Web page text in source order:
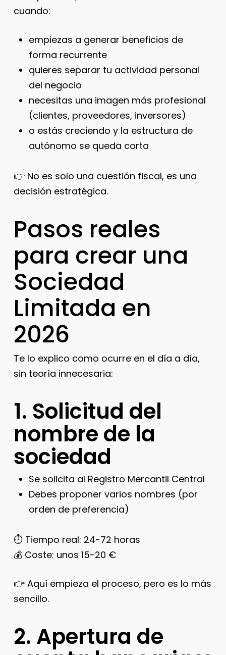
cuando:
empiezas a generar beneficios de
forma recurrente
quieres separar tu actividad personal
del negocio
necesitas una imagen más profesional
(clientes, proveedores, inversores)
o estás creciendo y la estructura de
autónomo se queda corta
👉 No es solo una cuestión fiscal, es una
decisión estratégica.
Pasos reales
para crear una
Sociedad
Limitada en
2026
Te lo explico como ocurre en el día a día,
sin teoría innecesaria:
1. Solicitud del
nombre de la
sociedad
Se solicita al Registro Mercantil Central
Debes proponer varios nombres (por
orden de preferencia)
⏱️ Tiempo real: 24-72 horas
💰 Coste: unos 15-20 €
👉 Aquí empieza el proceso, pero es lo más
sencillo.
2. Apertura de